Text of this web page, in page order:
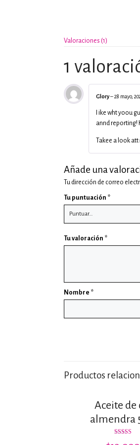
Valoraciones (1)
1
Glory– 28 mayo,
I ike wht yoou
annd reporting!
Takee a look
Añade una
Tu dirección de correo
Tu puntuación *
Tu valoración *
Nombre *
Productos
Aceite de
almendra